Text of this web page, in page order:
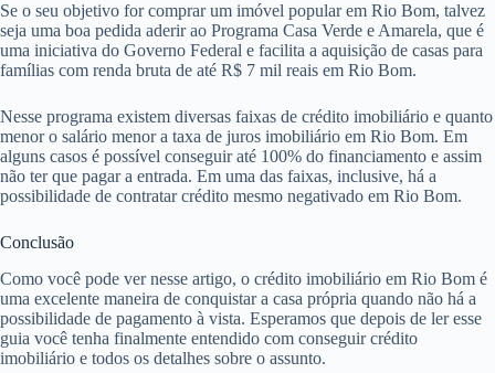
Se o seu objetivo for comprar um imóvel popular em Rio Bom, talvez
seja uma boa pedida aderir ao Programa Casa Verde e Amarela, que é
uma iniciativa do Governo Federal e facilita a aquisição de casas para
famílias com renda bruta de até R$ 7 mil reais em Rio Bom.
Nesse programa existem diversas faixas de crédito imobiliário e quanto
menor o salário menor a taxa de juros imobiliário em Rio Bom. Em
alguns casos é possível conseguir até 100% do financiamento e assim
não ter que pagar a entrada. Em uma das faixas, inclusive, há a
possibilidade de contratar crédito mesmo negativado em Rio Bom.
Conclusão
Como você pode ver nesse artigo, o crédito imobiliário em Rio Bom é
uma excelente maneira de conquistar a casa própria quando não há a
possibilidade de pagamento à vista. Esperamos que depois de ler esse
guia você tenha finalmente entendido com conseguir crédito
imobiliário e todos os detalhes sobre o assunto.